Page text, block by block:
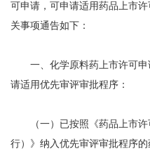
可申请，可申请适用药品上市
关事项通告如下：
一、化学原料药上市许可申
请适用优先审评审批程序：
（一）已按照《药品上市许
行）》纳入优先审评审批程序